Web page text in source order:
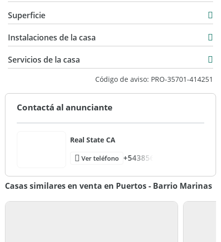
Venta
USD 1.850.000
Superficie
670 m2
460 m2
Instalaciones de la casa
Servicios de la casa
Código de aviso: PRO-35701-414251
Contactá al anunciante
Real State CA
Ver teléfono +543856
Casas similares en venta en Puertos - Barrio Marinas